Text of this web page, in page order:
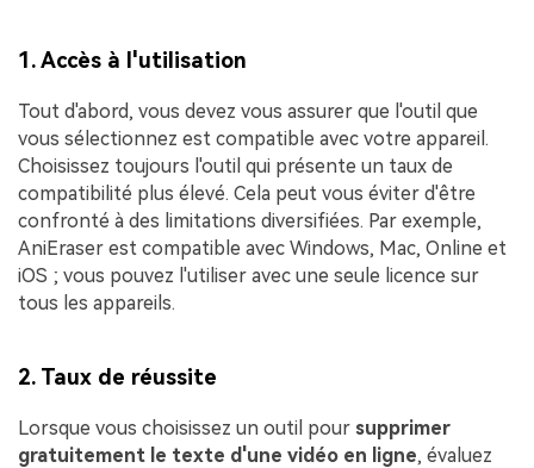
1. Accès à l'utilisation
Tout d'abord, vous devez vous assurer que l'outil que
vous sélectionnez est compatible avec votre appareil.
Choisissez toujours l'outil qui présente un taux de
compatibilité plus élevé. Cela peut vous éviter d'être
confronté à des limitations diversifiées. Par exemple,
AniEraser est compatible avec Windows, Mac, Online et
iOS ; vous pouvez l'utiliser avec une seule licence sur
tous les appareils.
2. Taux de réussite
Lorsque vous choisissez un outil pour supprimer
gratuitement le texte d'une vidéo en ligne, évaluez